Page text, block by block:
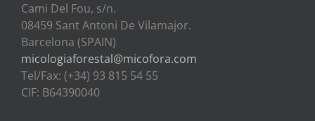
Cami Del Fou, s/n.
08459 Sant Antoni De Vilamajor.
Barcelona (SPAIN)
micologiaforestal@micofora.com
Tel/Fax: (+34) 93 815 54 55
CIF: B64390040